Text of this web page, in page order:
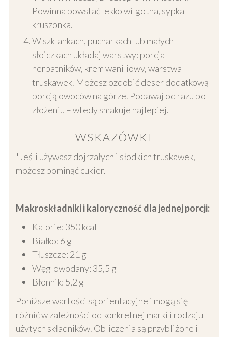
Powinna powstać lekko wilgotna, sypka
kruszonka.
W szklankach, pucharkach lub małych
słoiczkach układaj warstwy: porcja
herbatników, krem waniliowy, warstwa
truskawek. Możesz ozdobić deser dodatkową
porcją owoców na górze. Podawaj od razu po
złożeniu – wtedy smakuje najlepiej.
WSKAZÓWKI
*Jeśli używasz dojrzałych i słodkich truskawek,
możesz pominąć cukier.
Makroskładniki i kaloryczność dla jednej porcji:
Kalorie: 350 kcal
Białko: 6 g
Tłuszcze: 21 g
Węglowodany: 35,5 g
Błonnik: 5,2 g
Poniższe wartości są orientacyjne i mogą się
różnić w zależności od konkretnej marki i rodzaju
użytych składników. Obliczenia są przybliżone i